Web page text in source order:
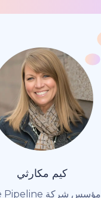
مؤسس شركة The Pipeline